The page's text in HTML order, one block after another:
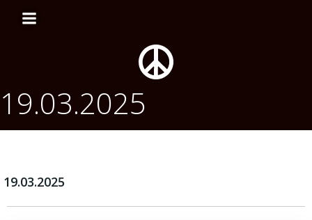
содержимому
19.03.2025
19.03.2025